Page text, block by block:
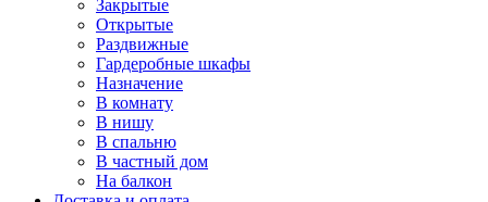
Закрытые
Открытые
Раздвижные
Гардеробные шкафы
Назначение
В комнату
В нишу
В спальню
В частный дом
На балкон